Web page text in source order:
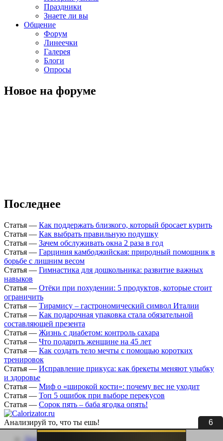
6
Праздники
Знаете ли вы
Общение
Форум
Линеечки
Галерея
Блоги
Опросы
Новое на форуме
Последнее
Статья — Как поддержать близкого, который бросает курить
Статья — Как выбрать правильную подушку
Статья — Зачем обслуживать окна 2 раза в год
Статья — Гарциния камбоджийская: природный помощник в
борьбе с лишним весом
Статья — Гимнастика для дошкольника: развитие важных
навыков
Статья — Отёки при похудении: 5 продуктов, которые стоит
ограничить
Статья — Тирамису – гастрономический символ Италии
Статья — Как подарочная упаковка стала обязательной
составляющей презента
Статья — Жизнь с диабетом: контроль сахара
Статья — Что подарить женщине на 45 лет
Статья — Как создать тело мечты с помощью коротких
тренировок
Статья — Исправление прикуса: как брекеты меняют улыбку
и здоровье
Статья — Миф о «широкой кости»: почему вес не уходит
Статья — Топ 5 ошибок при выборе перекусов
Статья — Сорок пять – баба ягодка опять!
Анализируй то, что ты ешь!
Личный кабинет